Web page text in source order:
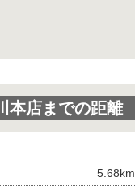
本店までの距離
5.68km